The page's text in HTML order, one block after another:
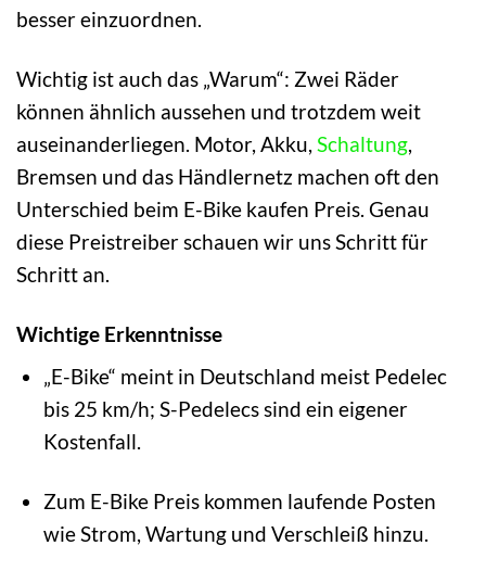
besser einzuordnen.
Wichtig ist auch das „Warum“: Zwei Räder
können ähnlich aussehen und trotzdem weit
auseinanderliegen. Motor, Akku, Schaltung,
Bremsen und das Händlernetz machen oft den
Unterschied beim E-Bike kaufen Preis. Genau
diese Preistreiber schauen wir uns Schritt für
Schritt an.
Wichtige Erkenntnisse
„E-Bike“ meint in Deutschland meist Pedelec
bis 25 km/h; S-Pedelecs sind ein eigener
Kostenfall.
Zum E-Bike Preis kommen laufende Posten
wie Strom, Wartung und Verschleiß hinzu.